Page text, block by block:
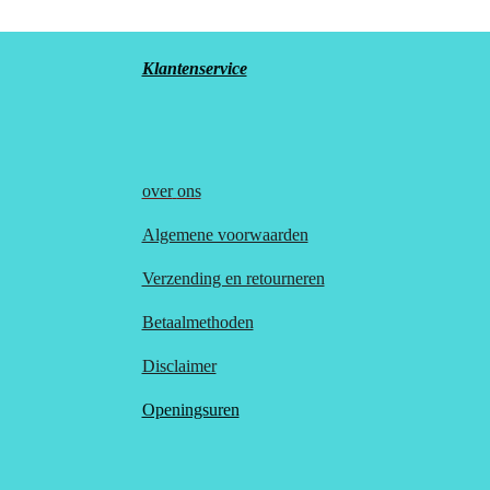
Klantenservice
over ons
Algemene voorwaarden
Verzending en retourneren
Betaalmethoden
Disclaimer
Openingsuren